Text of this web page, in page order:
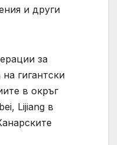
и други
за
гигантски
в окръг
Lijiang в